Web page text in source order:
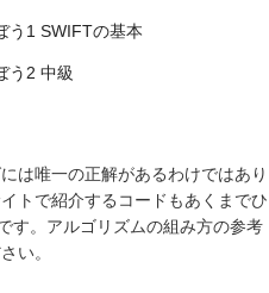
う1 SWIFTの基本
う2 中級
は唯一の正解があるわけではあり
トで紹介するコードもあくまでひ
す。アルゴリズムの組み方の参考
い。